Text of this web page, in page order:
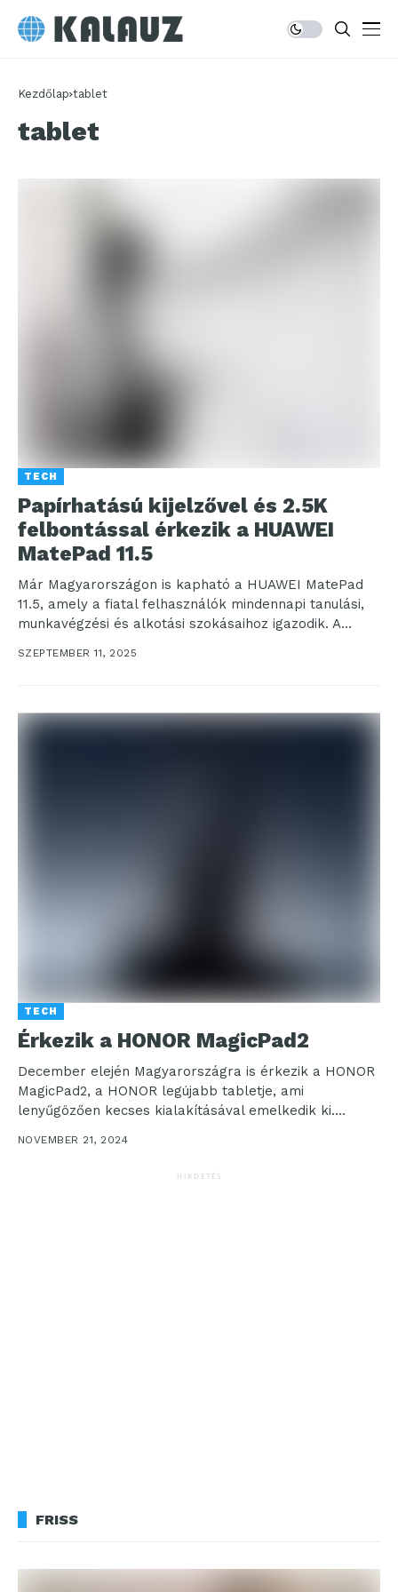
Kezdőlap tablet
tablet
TECH
Papírhatású kijelzővel és 2.5K
felbontással érkezik a HUAWEI
MatePad 11.5
Már Magyarországon is kapható a HUAWEI MatePad
11.5, amely a fiatal felhasználók mindennapi tanulási,
munkavégzési és alkotási szokásaihoz igazodik. A
SZEPTEMBER 11, 2025
TECH
Érkezik a HONOR MagicPad2
December elején Magyarországra is érkezik a HONOR
MagicPad2, a HONOR legújabb tabletje, ami
lenyűgözően kecses kialakításával emelkedik ki.
NOVEMBER 21, 2024
HIRDETÉS
FRISS